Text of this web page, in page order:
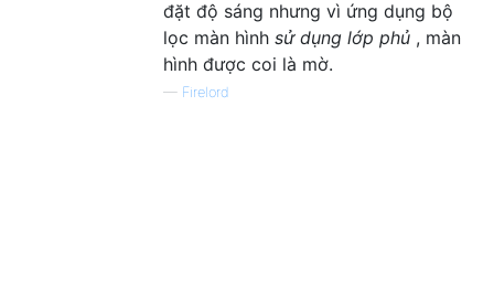
đặt độ sáng nhưng vì ứng dụng bộ
lọc màn hình sử dụng lớp phủ , màn
hình được coi là mờ.
— Firelord